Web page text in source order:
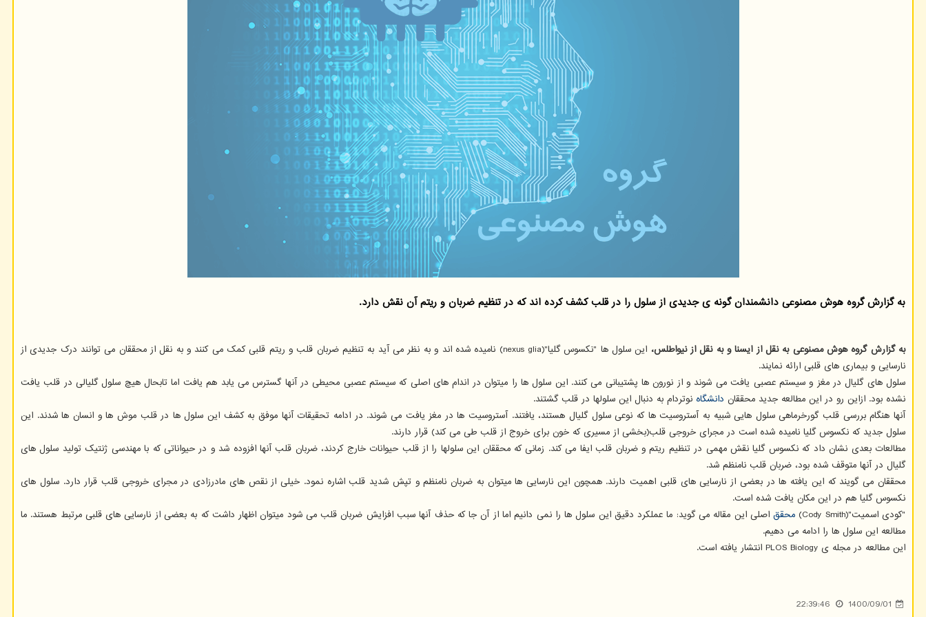
به گزارش گروه هوش مصنوعی دانشمندان گونه ی جدیدی از سلول را در قلب کشف کرده اند که در تنظیم ضربان و ریتم آن نقش دارد.
به گزارش گروه هوش مصنوعی به نقل از ایسنا و به نقل از نیواطلس،
این سلول ها "نکسوس گلیا"(nexus glia) نامیده شده اند و به نظر می آید به تنظیم ضربان قلب و ریتم قلبی کمک می کنند و به نقل از محققان می توانند درک جدیدی از
نارسایی و بیماری های قلبی ارائه نمایند.
سلول های گلیال در مغز و سیستم عصبی یافت می شوند و از نورون ها پشتیبانی می کنند. این سلول ها را میتوان در اندام های اصلی که سیستم عصبی محیطی در آنها گسترس می یابد هم یافت اما تابحال هیچ سلول گلیالی در قلب یافت
نشده بود. ازاین رو در این مطالعه جدید محققان دانشگاه نوتردام به دنبال این سلولها در قلب گشتند.
آنها هنگام بررسی قلب گورخرماهی سلول هایی شبیه به آستروسیت ها که نوعی سلول گلیال هستند، یافتند. آستروسیت ها در مغز یافت می شوند. در ادامه تحقیقات آنها موفق به کشف این سلول ها در قلب موش ها و انسان ها شدند. این
سلول جدید که نکسوس گلیا نامیده شده است در مجرای خروجی قلب(بخشی از مسیری که خون برای خروج از قلب طی می کند) قرار دارند.
مطالعات بعدی نشان داد که نکسوس گلیا نقش مهمی در تنظیم ریتم و ضربان قلب ایفا می کند. زمانی که محققان این سلولها را از قلب حیوانات خارج کردند، ضربان قلب آنها افزوده شد و در حیواناتی که با مهندسی ژنتیک تولید سلول های
گلیال در آنها متوقف شده بود، ضربان قلب نامنظم شد.
محققان می گویند که این یافته ها در بعضی از نارسایی های قلبی اهمیت دارند. همچون این نارسایی ها میتوان به ضربان نامنظم و تپش شدید قلب اشاره نمود. خیلی از نقص های مادرزادی در مجرای خروجی قلب قرار دارد. سلول های
نکسوس گلیا هم در این مکان یافت شده است.
"کودی اسمیت"(Cody Smith)
محققاصلی این مقاله می گوید: ما عملکرد دقیق این سلول ها را نمی دانیم اما از آن جا که حذف آنها سبب افزایش ضربان قلب می شود میتوان اظهار داشت که به بعضی از نارسایی های قلبی مرتبط هستند. ما
مطالعه این سلول ها را ادامه می دهیم.
این مطالعه در مجله ی PLOS Biology انتشار یافته است.
1400/09/01
22:39:46